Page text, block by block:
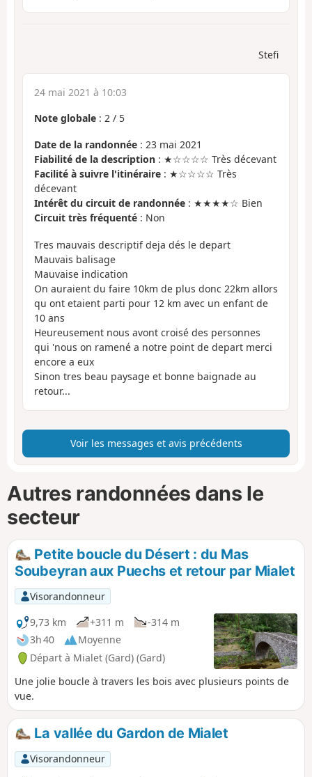
Stefi
24 mai 2021 à 10:03
Note globale : 2 / 5
Date de la randonnée : 23 mai 2021
Fiabilité de la description : ★☆☆☆☆ Très décevant
Facilité à suivre l'itinéraire : ★☆☆☆☆ Très
décevant
Intérêt du circuit de randonnée : ★★★★☆ Bien
Circuit très fréquenté : Non
Tres mauvais descriptif deja dés le depart
Mauvais balisage
Mauvaise indication
On auraient du faire 10km de plus donc 22km allors
qu ont etaient parti pour 12 km avec un enfant de
10 ans
Heureusement nous avont croisé des personnes
qui 'nous on ramené a notre point de depart merci
encore a eux
Sinon tres beau paysage et bonne baignade au
retour...
Voir les messages et avis précédents
Autres randonnées dans le
secteur
Petite boucle du Désert : du Mas
Soubeyran aux Puechs et retour par Mialet
Visorandonneur
9,73 km
+311 m
-314 m
3h 40
Moyenne
Départ à Mialet (Gard) (Gard)
Une jolie boucle à travers les bois avec plusieurs points de
vue.
La vallée du Gardon de Mialet
Visorandonneur